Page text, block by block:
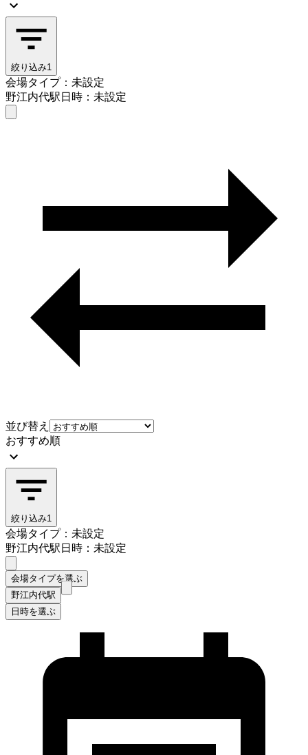
絞り込み1
会場タイプ：未設定
野江内代駅日時：未設定
並び替え
おすすめ順
絞り込み1
会場タイプ：未設定
野江内代駅日時：未設定
会場タイプを選ぶ
野江内代駅
日時を選ぶ